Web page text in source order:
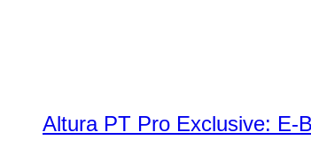
Altura PT Pro Exclusive: E-